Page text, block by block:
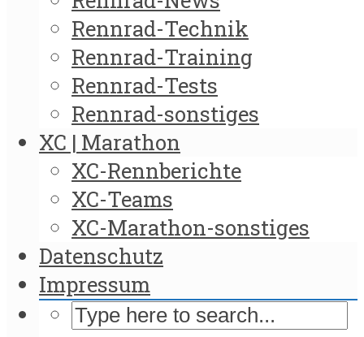
Rennrad-Technik
Rennrad-Training
Rennrad-Tests
Rennrad-sonstiges
XC | Marathon
XC-Rennberichte
XC-Teams
XC-Marathon-sonstiges
Datenschutz
Impressum